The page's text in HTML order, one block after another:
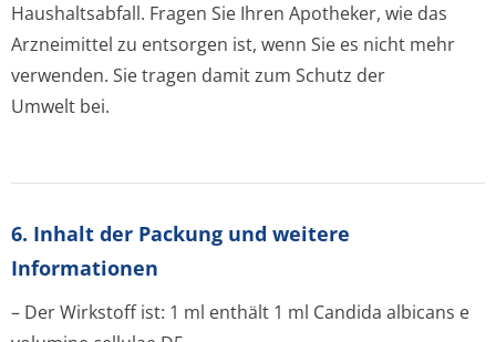
Haushaltsabfall. Fragen Sie Ihren Apotheker, wie das
Arzneimittel zu entsorgen ist, wenn Sie es nicht mehr
verwenden. Sie tragen damit zum Schutz der
Umwelt bei.
6. Inhalt der Packung und weitere
Informationen
– Der Wirkstoff ist: 1 ml enthält 1 ml Candida albicans e